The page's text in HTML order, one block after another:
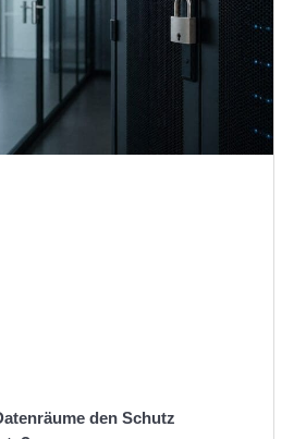
den Schutz